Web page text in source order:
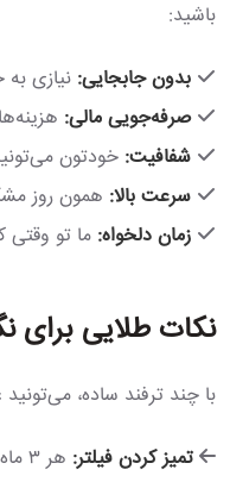
باشید:
بدون جابجایی: نیازی
صرفه‌جویی مالی:
شفافیت: خودتون
سرعت بالا: همون روز
زمان دلخواه: ما تو وقتی
نکات طلایی برای
با چند ترفند ساده،
تمیز کردن فیلتر: هر ۳ ماه فیلتر تخلیه رو تمیز کنید.